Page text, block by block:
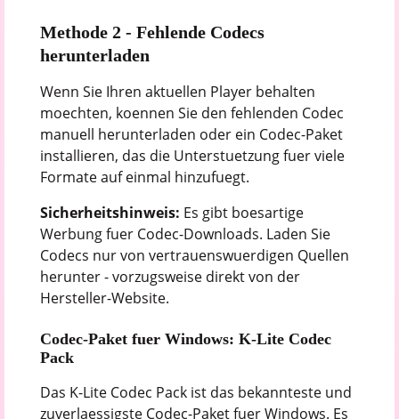
Methode 2 - Fehlende Codecs
herunterladen
Wenn Sie Ihren aktuellen Player behalten
moechten, koennen Sie den fehlenden Codec
manuell herunterladen oder ein Codec-Paket
installieren, das die Unterstuetzung fuer viele
Formate auf einmal hinzufuegt.
Sicherheitshinweis: Es gibt boesartige
Werbung fuer Codec-Downloads. Laden Sie
Codecs nur von vertrauenswuerdigen Quellen
herunter - vorzugsweise direkt von der
Hersteller-Website.
Codec-Paket fuer Windows: K-Lite Codec
Pack
Das K-Lite Codec Pack ist das bekannteste und
zuverlaessigste Codec-Paket fuer Windows. Es